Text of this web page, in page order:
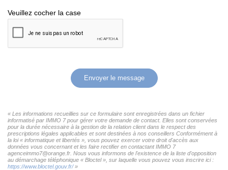
Veuillez cocher la case
Envoyer le message
« Les informations recueillies sur ce formulaire sont enregistrées dans un fichier
informatisé par IMMO 7 pour gérer votre demande de contact. Elles sont conservées
pour la durée nécessaire à la gestion de la relation client dans le respect des
prescriptions légales applicables et sont destinées à nos conseillers Conformément à
la loi « informatique et libertés », vous pouvez exercer votre droit d'accès aux
données vous concernant et les faire rectifier en contactant IMMO 7
agenceimmo7@orange.fr. Nous vous informons de l'existence de la liste d'opposition
au démarchage téléphonique « Bloctel », sur laquelle vous pouvez vous inscrire ici :
https://www.bloctel.gouv.fr/»